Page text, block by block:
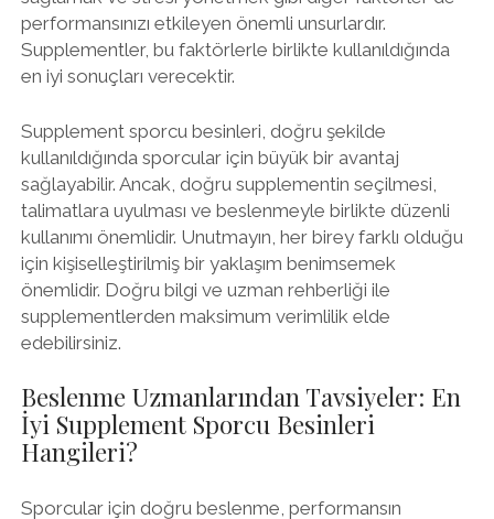
performansınızı etkileyen önemli unsurlardır.
Supplementler, bu faktörlerle birlikte kullanıldığında
en iyi sonuçları verecektir.
Supplement sporcu besinleri, doğru şekilde
kullanıldığında sporcular için büyük bir avantaj
sağlayabilir. Ancak, doğru supplementin seçilmesi,
talimatlara uyulması ve beslenmeyle birlikte düzenli
kullanımı önemlidir. Unutmayın, her birey farklı olduğu
için kişiselleştirilmiş bir yaklaşım benimsemek
önemlidir. Doğru bilgi ve uzman rehberliği ile
supplementlerden maksimum verimlilik elde
edebilirsiniz.
Beslenme Uzmanlarından Tavsiyeler: En
İyi Supplement Sporcu Besinleri
Hangileri?
Sporcular için doğru beslenme, performansın